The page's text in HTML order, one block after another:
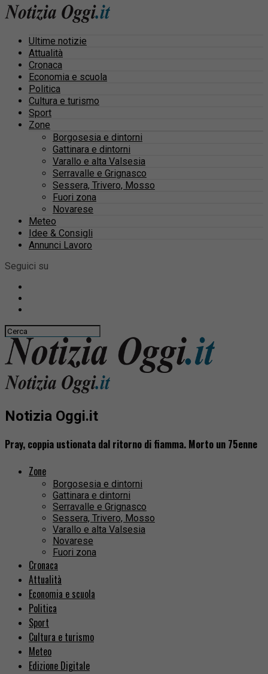
Ultime notizie
Attualità
Cronaca
Economia e scuola
Politica
Cultura e turismo
Sport
Zone
Borgosesia e dintorni
Gattinara e dintorni
Varallo e alta Valsesia
Serravalle e Grignasco
Sessera, Trivero, Mosso
Fuori zona
Novarese
Meteo
Idee & Consigli
Annunci Lavoro
Seguici su
Notizia Oggi.it
Pray, coppia ustionata dal ritorno di fiamma. Morto un 75enne
Zone
Borgosesia e dintorni
Gattinara e dintorni
Serravalle e Grignasco
Sessera, Trivero, Mosso
Varallo e alta Valsesia
Novarese
Fuori zona
Cronaca
Attualità
Economia e scuola
Politica
Sport
Cultura e turismo
Meteo
Edizione Digitale